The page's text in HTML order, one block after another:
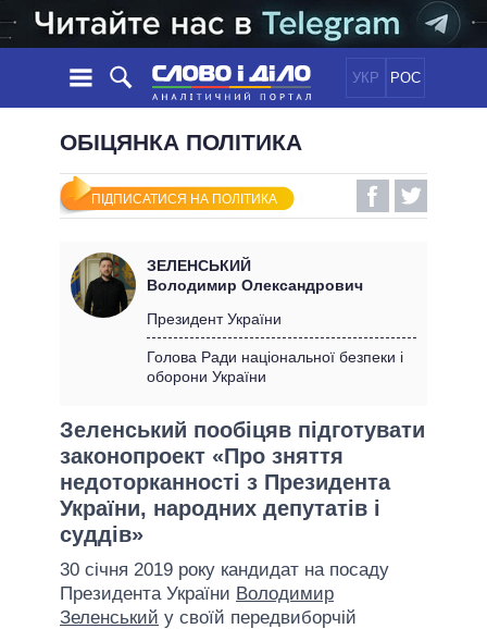
УКР РОС
НОВИНИ
СТРІЧКА
ПОДІЇ
СТАТТІ
ДУМКИ
ОГЛЯДИ
ДАЙДЖЕСТИ
ПОЛІТИКА
ЕКОНОМІКА
СВІТ
ОБIЦЯНКИ
УСІ ПОЛІТИКИ
ПРЕЗИДЕНТ І ОФІС
КАБІНЕТ МІНІСТРІВ
МЕРИ МІСТ
ВСІ ПЕРСОНИ
ІНФОГРАФІКА
ВІДЕО
ПІДТРИМАТИ
ПОРІВНЯННЯ ПОЛІТИКІВ
ОБІЦЯНКА ПОЛІТИКА
ПІДПИСАТИСЯ НА ПОЛІТИКА
ЗЕЛЕНСЬКИЙ
Володимир Олександрович
Президент України
Голова Ради національної безпеки і
оборони України
Зеленський пообіцяв підготувати
законопроект «Про зняття
недоторканності з Президента
України, народних депутатів і
суддів»
30 січня 2019 року кандидат на посаду
Президента України Володимир
Зеленський у своїй передвиборчій